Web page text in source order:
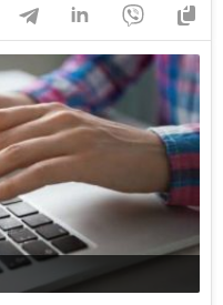
Но какой
MacBook Air: […]